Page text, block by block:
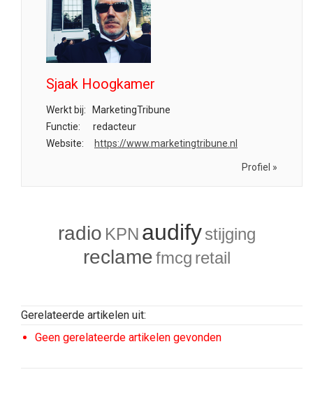
Sjaak Hoogkamer
Werkt bij:
MarketingTribune
Functie:
redacteur
Website:
https://www.marketingtribune.nl
Profiel »
radio KPN audify stijging
reclamefmcg retail
Gerelateerde artikelen uit:
Geen gerelateerde artikelen gevonden